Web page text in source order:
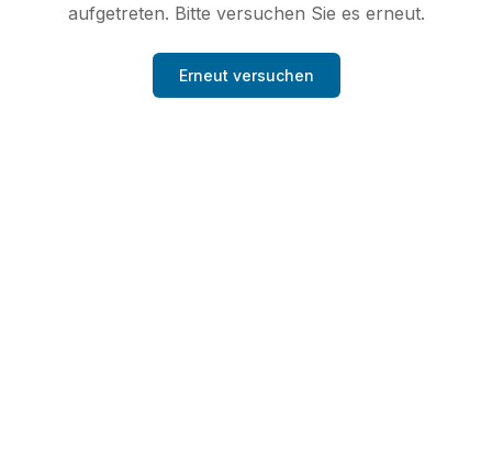
aufgetreten. Bitte versuchen Sie es erneut.
Erneut versuchen